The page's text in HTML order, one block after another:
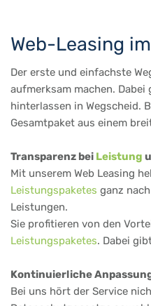
Web-Leasing
Der erste und einfachste
aufmerksam machen.
hinterlassen in Wegscheid.
Gesamtpaket aus einem
Transparenz bei Leistung
Mit unserem Web Leasing
Leistungspaketes ganz
Leistungen.
Sie profitieren von den
Leistungspaketes. Dabei
Kontinuierliche
Bei uns hört der Service